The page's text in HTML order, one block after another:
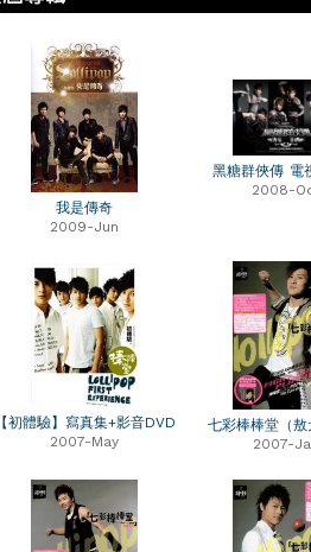
我是傳奇
2009-Jun
黑糖群俠傳 電
2008-
【初體驗】寫真集+影音DVD
2007-May
七彩棒棒堂（敖
2007-